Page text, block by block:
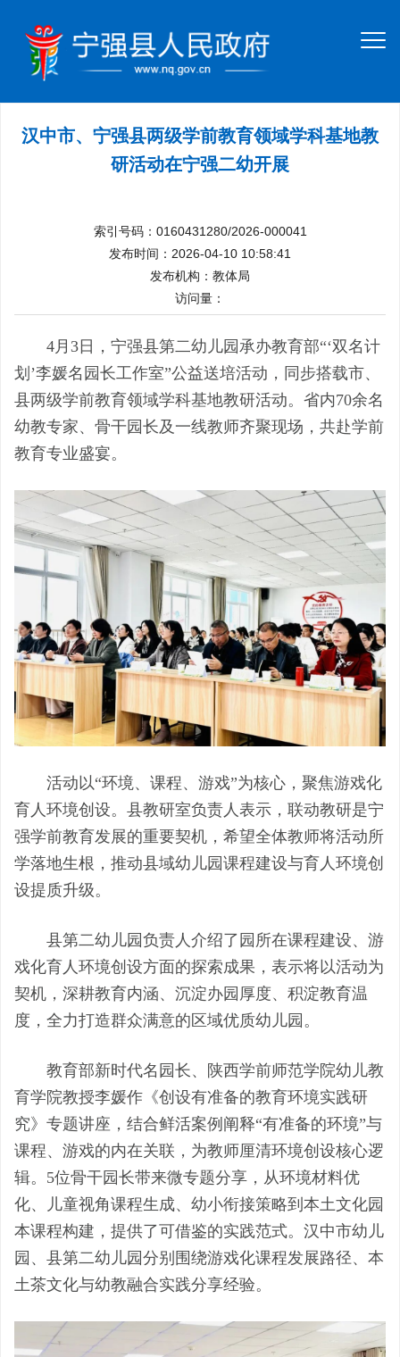
汉中市、宁强县两级学前教育领域学科基地教
研活动在宁强二幼开展
索引号码：0160431280/2026-000041
发布时间：2026-04-10 10:58:41
发布机构：教体局
访问量：
4月3日，宁强县第二幼儿园承办教育部“‘双名计
划’李媛名园长工作室”公益送培活动，同步搭载市、
县两级学前教育领域学科基地教研活动。省内70余名
幼教专家、骨干园长及一线教师齐聚现场，共赴学前
教育专业盛宴。
活动以“环境、课程、游戏”为核心，聚焦游戏化
育人环境创设。县教研室负责人表示，联动教研是宁
强学前教育发展的重要契机，希望全体教师将活动所
学落地生根，推动县域幼儿园课程建设与育人环境创
设提质升级。
县第二幼儿园负责人介绍了园所在课程建设、游
戏化育人环境创设方面的探索成果，表示将以活动为
契机，深耕教育内涵、沉淀办园厚度、积淀教育温
度，全力打造群众满意的区域优质幼儿园。
教育部新时代名园长、陕西学前师范学院幼儿教
育学院教授李媛作《创设有准备的教育环境实践研
究》专题讲座，结合鲜活案例阐释“有准备的环境”与
课程、游戏的内在关联，为教师厘清环境创设核心逻
辑。5位骨干园长带来微专题分享，从环境材料优
化、儿童视角课程生成、幼小衔接策略到本土文化园
本课程构建，提供了可借鉴的实践范式。汉中市幼儿
园、县第二幼儿园分别围绕游戏化课程发展路径、本
土茶文化与幼教融合实践分享经验。